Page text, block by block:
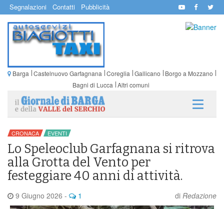
Segnalazioni Contatti Pubblicità
Barga Castelnuovo Garfagnana Coreglia Gallicano
Borgo a Mozzano
Bagni di Lucca Altri comuni
CRONACA EVENTI
Lo Speleoclub Garfagnana si ritrova
alla Grotta del Vento per
festeggiare 40 anni di attività.
9 Giugno 2026 - 1 di Redazione